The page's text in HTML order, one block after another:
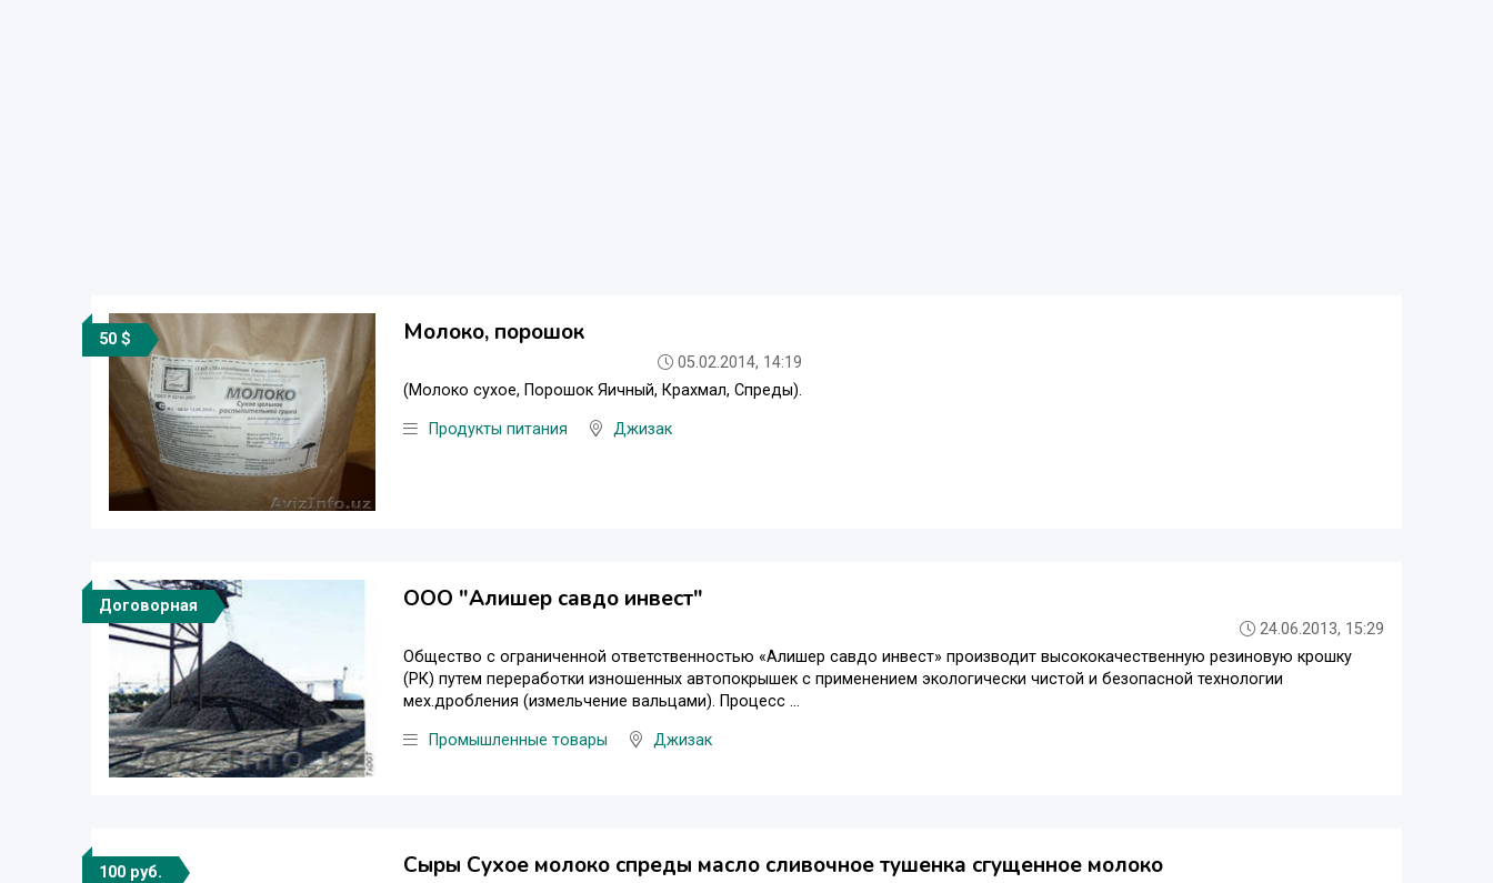
50 $ Молоко, порошок
05.02.2014, 14:19
(Молоко сухое, Порошок Яичный, Крахмал, Спреды).
Продукты питания Джизак
Договорная ООО "Алишер савдо инвест"
24.06.2013, 15:29
Общество с ограниченной ответственностью «Алишер савдо инвест» производит высококачественную резиновую крошку
(РК) путем переработки изношенных автопокрышек с применением экологически чистой и безопасной технологии
мех.дробления (измельчение вальцами). Процесс ...
Промышленные товары Джизак
100 руб. Сыры Сухое молоко спреды масло сливочное тушенка сгущенное молоко